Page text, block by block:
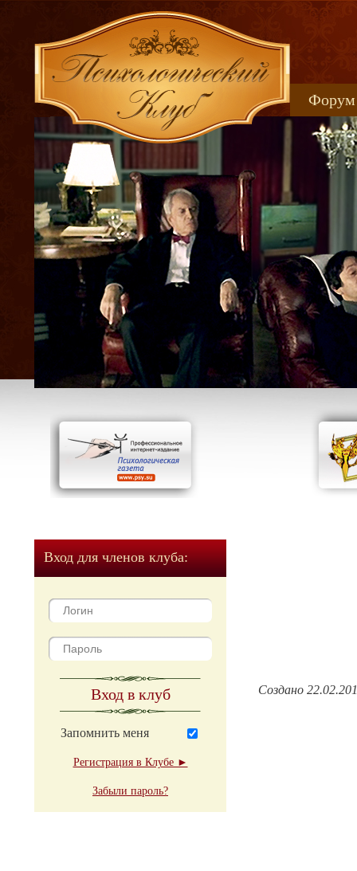
Форум
Вход для членов клуба:
Вход в клуб
Запомнить меня
Регистрация в Клубе ►
Забыли пароль?
Создано